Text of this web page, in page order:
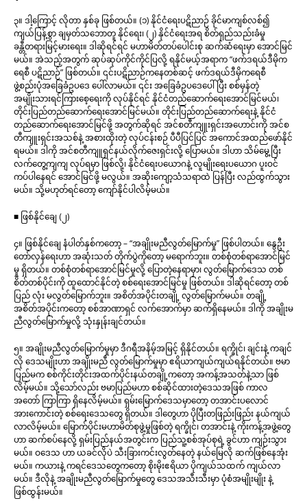
၃။ ဒါ့ကြောင့် လိုတာ နှစ်ခု ဖြစ်တယ်။ (၁) နိုင်ငံရေးပဋိညာဉ် ခိုင်မာကျစ်လစ်၍
ကျယ်ပြန့်စွာ ချမှတ်သဘောတူ နိုင်ရေး၊ (၂) နိုင်ငံရေးအရ စိတ်ရှည်သည်းခံမှု
ခန္တီတရားမြင့်မားရေး။ ဒါဆိုရင်ရင် မဟာမိတ်တပ်ပေါင်းစု ဆက်ဆံရေးမှာ အောင်မြင်
မယ်။ အဲသည့်အတွက် ဆုပ်ဆုပ်ကိုင်ကိုင်ပြလို့ ရနိုင်မယ့်အရာက “ဖက်ဒရယ်ဒီမိုက
ရေစီ ပဋိညာဉ်” ဖြစ်တယ်။ ၎င်းပဋိညာဉ်ကနေတစ်ဆင့် ဖက်ဒရယ်ဒီမိုကရေစီ
ဖွဲ့စည်းပုံအခြေခံဥပဒေ ပေါ်လာမယ်။ ၎င်း အခြေခံဥပဒေပေါ်ပြီး စစ်မှန်တဲ့
အမျိုးသားရင်ကြားစေ့ရေးကို လုပ်နိုင်ရင် နိုင်ငံတည်ဆောက်ရေးအောင်မြင်မယ်၊
တိုင်းပြည်တည်ဆောက်ရေးအောင်မြင်မယ်။ တိုင်းပြည်တည်ဆောက်ရေးနဲ့ နိုင်ငံ
တည်ဆောက်ရေးအောင်မြင်ဖို့ အတွက်ဆိုရင် အင်စတီကျူးရှင်းအဟောင်းကို အင်စ
တီကျူးရှင်းအသစ်နဲ့ အစားထိုးတဲ့ လုပ်ငန်းစဉ် ပီပီပြင်ပြင် အကောင်အထည်ဖော်နိုင်
ရမယ်။ ဒါကို အင်စတီကျူရှင်နယ်လိုက်ဇေးရှင်းလို့ ပြောမယ်။ ဒါဟာ သိမ်မွေ့ပြီး
လက်တွေ့ကျကျ လုပ်ရမှာ ဖြစ်လို့၊ နိုင်ငံရေးပယောဂနဲ့ လူမျိုးရေးပယောဂ ပူးဝင်
ကပ်ပါနေရင် အောင်မြင်ဖို့ မလွယ်။ အဆိုးကျော့သံသရာထဲ ပြန်ပြီး လည်ထွက်သွား
မယ်။ သို့မဟုတ်ရင်တော့ ကျော်နိုင်ပါလိမ့်မယ်။
■ ဖြစ်နိုင်ချေ (၂)
၄။ ဖြစ်နိုင်ချေ နံပါတ်နှစ်ကတော့ – “အချိုးမညီလွတ်မြောက်မှု” ဖြစ်ပါတယ်။ နွေဦး
တော်လှန်ရေးဟာ အဆုံးသတ် တိုက်ပွဲကိုတော့ မရောက်ဘူး။ တစ်စုံတစ်ရာအောင်မြင်
မှု ရှိတယ်။ တစ်စုံတစ်ရာအောင်မြင်မှုလို့ ပြောတဲ့နေရာမှာ၊ လွတ်မြောက်ဒေသ တစ်
စိတ်တစ်ပိုင်းကို ထူထောင်နိုင်တဲ့ စစ်ရေးအောင်မြင်မှု ဖြစ်တယ်။ ဒါဆိုရင်တော့ တစ်
ပြည် လုံး မလွတ်မြောက်ဘူး။ အစိတ်အပိုင်းတချို့ လွတ်မြောက်မယ်။ တချို့
အစိတ်အပိုင်းကတော့ စစ်အာဏာရှင် လက်အောက်မှာ ဆက်ရှိနေမယ်။ ဒါကို အချိုးမ
ညီလွတ်မြောက်မှုလို့ သုံးနှုန်းချင်တယ်။
၅။ အချိုးမညီလွတ်မြောက်မှုမှာ ဒီဂရီအနိမ့်အမြင့် ရှိနိုင်တယ်။ ရက္ခိုင်၊ ချင်းနဲ့ ကချင်
လို ဒေသမျိုးဟာ အချိုးမညီ လွတ်မြောက်မှုမှာ ဧရိယာကျယ်ကျယ်ရနိုင်တယ်။ ဗမာ
ပြည်မက စစ်ကိုင်းတိုင်းအထက်ပိုင်းနယ်တချို့ကတော့ အကန့်အသတ်နဲ့သာ ဖြစ်
လိမ့်မယ်။ သို့သော်လည်း ဗမာပြည်မဟာ စစ်ဆိုင်ထားတဲ့ဒေသအဖြစ် ကာလ
အတော် ကြာကြာ ရှိနေလိမ့်မယ်။ ရှမ်းမြောက်ဒေသမှာတော့ တအာင်းပလောင်
အားကောင်းတဲ့ စစ်ရေးဒေသတွေ ရှိတယ်။ ဒါတွေဟာ ပိုပြီးတဖြည်းဖြည်း နယ်ကျယ်
လာလိမ့်မယ်။ မြောက်ပိုင်းမဟာမိတ်စုဖွဲ့မှုဖြစ်တဲ့ ရက္ခိုင်၊ တအာင်းနဲ့ ကိုးကန့်အဖွဲ့တွေ
ဟာ ဆက်စပ်နေလို့ ရှမ်းပြည်နယ်အတွင်းက ပြည်သူ့စစ်အုပ်စုရဲ့ ခွင်ဟာ ကျဉ်းသွား
မယ်။ ဝဒေသ ဟာ ယခင်လိုပဲ သီးခြားကင်းလွတ်နေတဲ့ နယ်မြေလို ဆက်ဖြစ်နေအုံး
မယ်။ ကယားနဲ့ ကရင်ဒေသတွေကတော့ စိုးမိုးဧရိယာ ပိုကျယ်သထက် ကျယ်လာ
မယ်။ ဒီလိုနဲ့ အချိုးမညီလွတ်မြောက်မှုတွေ ဒေသအသီးသီးမှာ ပုံစံအမျိုးမျိုး နဲ့
ဖြစ်ထွန်းမယ်။